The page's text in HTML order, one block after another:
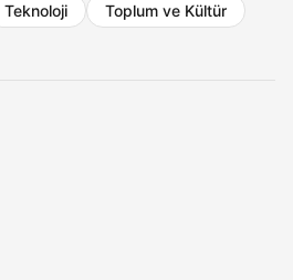
Teknoloji
Toplum ve Kültür